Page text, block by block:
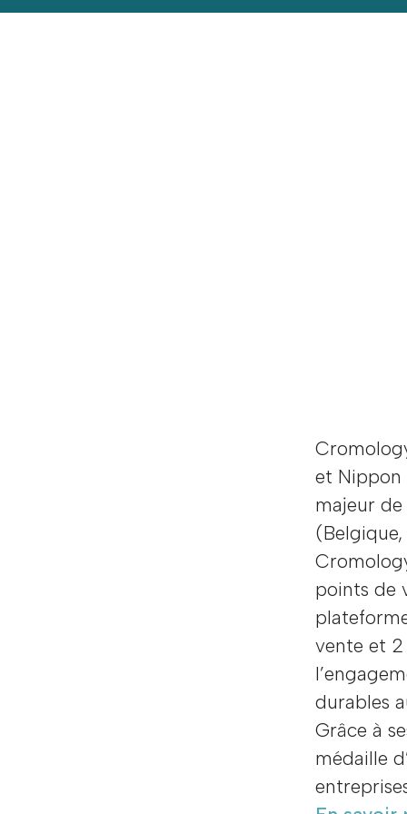
et Nippon
majeur
(Belgique,
points de
vente et
durables
Grâce à
médaille